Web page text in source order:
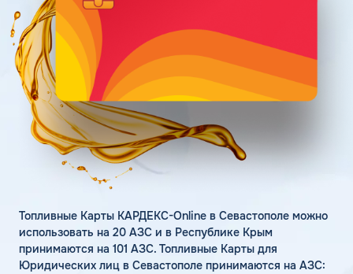
Статьи
Цена бензина и ДТ
Личный кабинет
Карта АЗС
Получить консультацию
Топливные Карты КАРДЕКС-Online в Севастополе можно
использовать на 20 АЗС и в Республике Крым
принимаются на 101 АЗС. Топливные Карты для
Юридических лиц в Севастополе принимаются на АЗС: